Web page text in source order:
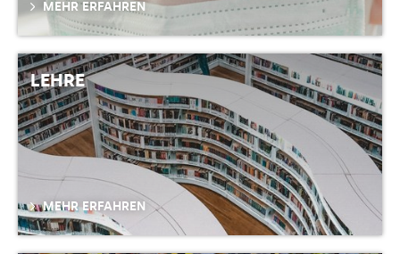
MEHR ERFAHREN
LEHRE
MEHR ERFAHREN